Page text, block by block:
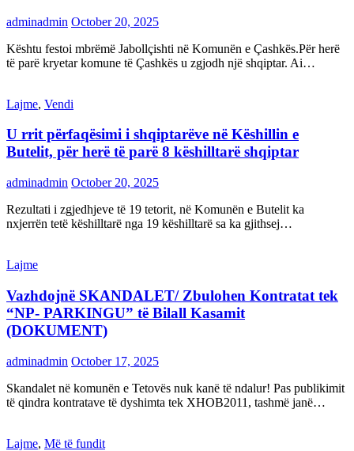
adminadmin October 20, 2025
Kështu festoi mbrëmë Jabollçishti në Komunën e Çashkës.Për herë
të parë kryetar komune të Çashkës u zgjodh një shqiptar. Ai…
Lajme, Vendi
U rrit përfaqësimi i shqiptarëve në Këshillin e
Butelit, për herë të parë 8 këshilltarë shqiptar
adminadmin October 20, 2025
Rezultati i zgjedhjeve të 19 tetorit, në Komunën e Butelit ka
nxjerrën tetë këshilltarë nga 19 këshilltarë sa ka gjithsej…
Lajme
Vazhdojnë SKANDALET/ Zbulohen Kontratat tek
“NP- PARKINGU” të Bilall Kasamit
(DOKUMENT)
adminadmin October 17, 2025
Skandalet në komunën e Tetovës nuk kanë të ndalur! Pas publikimit
të qindra kontratave të dyshimta tek XHOB2011, tashmë janë…
Lajme, Më të fundit